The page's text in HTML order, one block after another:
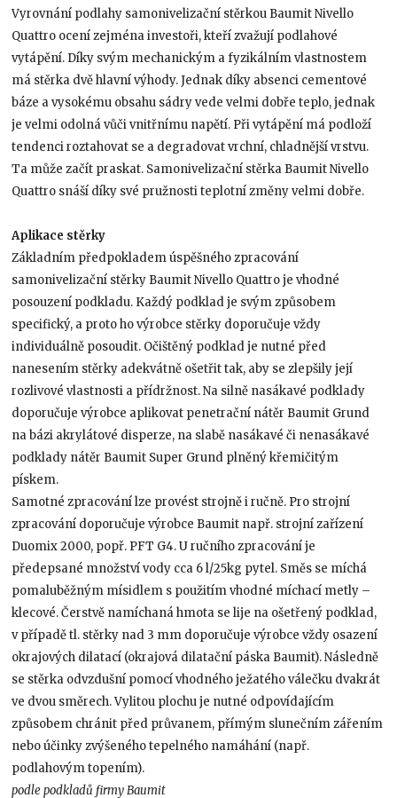
Vyrovnání podlahy samonivelizační stěrkou Baumit Nivello
Quattro ocení zejména investoři, kteří zvažují podlahové
vytápění. Díky svým mechanickým a fyzikálním vlastnostem
má stěrka dvě hlavní výhody. Jednak díky absenci cementové
báze a vysokému obsahu sádry vede velmi dobře teplo, jednak
je velmi odolná vůči vnitřnímu napětí. Při vytápění má podloží
tendenci roztahovat se a degradovat vrchní, chladnější vrstvu.
Ta může začít praskat. Samonivelizační stěrka Baumit Nivello
Quattro snáší díky své pružnosti teplotní změny velmi dobře.
Aplikace stěrky
Základním předpokladem úspěšného zpracování
samonivelizační stěrky Baumit Nivello Quattro je vhodné
posouzení podkladu. Každý podklad je svým způsobem
specifický, a proto ho výrobce stěrky doporučuje vždy
individuálně posoudit. Očištěný podklad je nutné před
nanesením stěrky adekvátně ošetřit tak, aby se zlepšily její
rozlivové vlastnosti a přídržnost. Na silně nasákavé podklady
doporučuje výrobce aplikovat penetrační nátěr Baumit Grund
na bázi akrylátové disperze, na slabě nasákavé či nenasákavé
podklady nátěr Baumit Super Grund plněný křemičitým
pískem.
Samotné zpracování lze provést strojně i ručně. Pro strojní
zpracování doporučuje výrobce Baumit např. strojní zařízení
Duomix 2000, popř. PFT G4. U ručního zpracování je
předepsané množství vody cca 6 l/25kg pytel. Směs se míchá
pomaluběžným mísidlem s použitím vhodné míchací metly –
klecové. Čerstvě namíchaná hmota se lije na ošetřený podklad,
v případě tl. stěrky nad 3 mm doporučuje výrobce vždy osazení
okrajových dilatací (okrajová dilatační páska Baumit). Následně
se stěrka odvzdušní pomocí vhodného ježatého válečku dvakrát
ve dvou směrech. Vylitou plochu je nutné odpovídajícím
způsobem chránit před průvanem, přímým slunečním zářením
nebo účinky zvýšeného tepelného namáhání (např.
podlahovým topením).
podle podkladů firmy Baumit